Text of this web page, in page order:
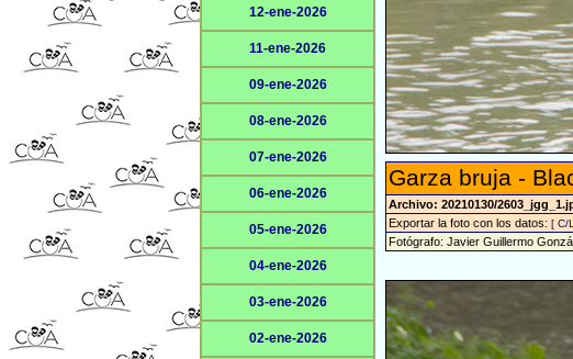
12-ene-2026
11-ene-2026
09-ene-2026
08-ene-2026
07-ene-2026
06-ene-2026
05-ene-2026
04-ene-2026
03-ene-2026
02-ene-2026
Garza bruja -
Archivo: 20210130/
Exportar la foto con los datos: [ C/
Fotógrafo: Javier Guillermo